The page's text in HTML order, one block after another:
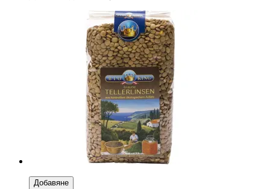
Добавяне